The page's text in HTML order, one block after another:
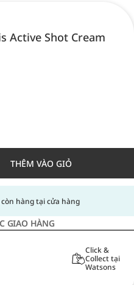
Active Shot Cream
THÊM VÀO GIỎ
hàng tại cửa hàng
GIAO HÀNG
Click &
Collect tại
Watsons